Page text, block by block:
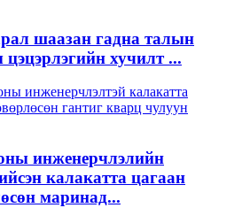
шаазан гадна талын
хучилт ...
инженерчлэлийн
калакатта цагаан
маринад...